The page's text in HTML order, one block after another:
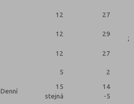
12 27
12 29
2
12 27
5 2
Denní
15
stejná
14
-5